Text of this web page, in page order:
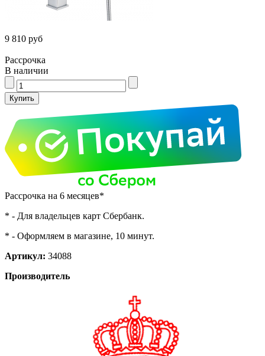
9 810 руб
Рассрочка
В наличии
Рассрочка на 6 месяцев*
* - Для владельцев карт Сбербанк.
* - Оформляем в магазине, 10 минут.
Артикул: 34088
Производитель